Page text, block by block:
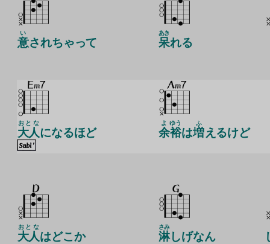
意
い
されちゃって 呆
あき
れる
大人
おとな
になるほど 余
よ
裕
ゆう
は増
ふ
えるけど
大人
おとな
はどこか 淋
さみ
しげなん